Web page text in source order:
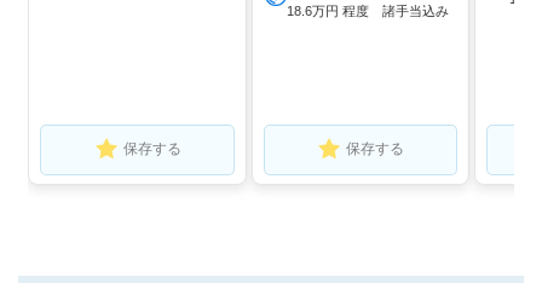
保存する
18.6万円 程度 諸手当込み
保存する